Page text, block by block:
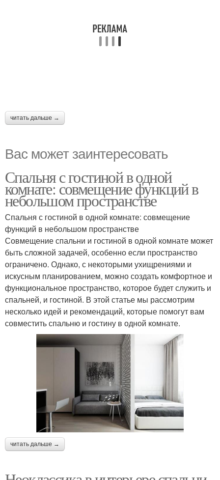
читать дальше →
Вас может заинтересовать
Спальня с гостиной в одной
комнате: совмещение функций в
небольшом пространстве
Спальня с гостиной в одной комнате: совмещение
функций в небольшом пространстве
Совмещение спальни и гостиной в одной комнате может
быть сложной задачей, особенно если пространство
ограничено. Однако, с некоторыми ухищрениями и
искусным планированием, можно создать комфортное и
функциональное пространство, которое будет служить и
спальней, и гостиной. В этой статье мы рассмотрим
несколько идей и рекомендаций, которые помогут вам
совместить спальню и гостину в одной комнате.
читать дальше →